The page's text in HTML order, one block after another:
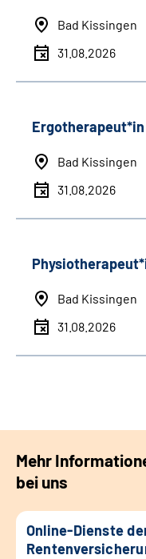
Bad Kissingen
31.08.2026
Bad Kissingen
31.08.2026
Bad Kissingen
31.08.2026
Mehr
bei uns
Online-Dienste